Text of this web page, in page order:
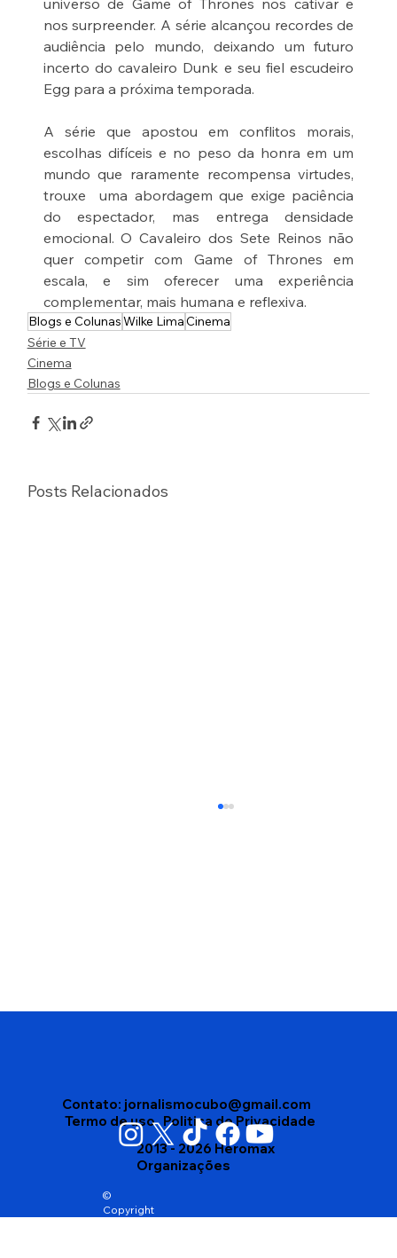
nos surpreender. A série alcançou recordes de
audiência pelo mundo, deixando um futuro
incerto do cavaleiro Dunk e seu fiel escudeiro
Egg para a próxima temporada.
A série que apostou em conflitos morais,
escolhas difíceis e no peso da honra em um
mundo que raramente recompensa virtudes,
trouxe  uma abordagem que exige paciência
do espectador, mas entrega densidade
emocional. O Cavaleiro dos Sete Reinos não
quer competir com Game of Thrones em
escala, e sim oferecer uma experiência
complementar, mais humana e reflexiva.
Blogs e ColunasWilke LimaCinema
Série e TV
Cinema
Blogs e Colunas
Posts Relacionados
Camila Pitanga viverá Clara Nunes em
Contato: jornalismocubo@gmail.com
Termo de uso Politica de Privacidade
©
Copyright
2013 - 2026 Heromax
Organizações